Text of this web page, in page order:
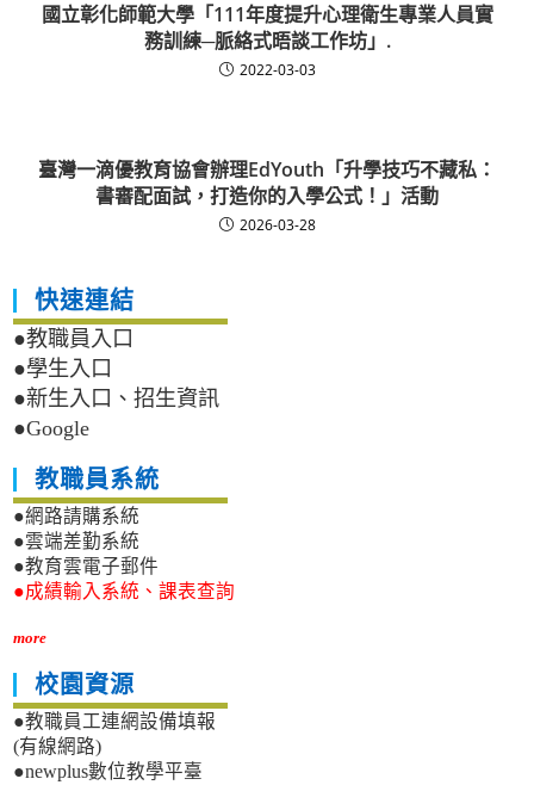
國立彰化師範大學「111年度提升心理衛生專業人員實
務訓練─脈絡式晤談工作坊」.
2022-03-03
臺灣一滴優教育協會辦理EdYouth「升學技巧不藏私：
書審配面試，打造你的入學公式！」活動
2026-03-28
快速連結
●教職員入口
●學生入口
●新生入口、招生資訊
●Google
教職員系統
●網路請購系統
●雲端差勤系統
●教育雲電子郵件
●成績輸入系統、課表查詢
more
校園資源
●教職員工連網設備填報
(有線網路)
●newplus數位教學平臺